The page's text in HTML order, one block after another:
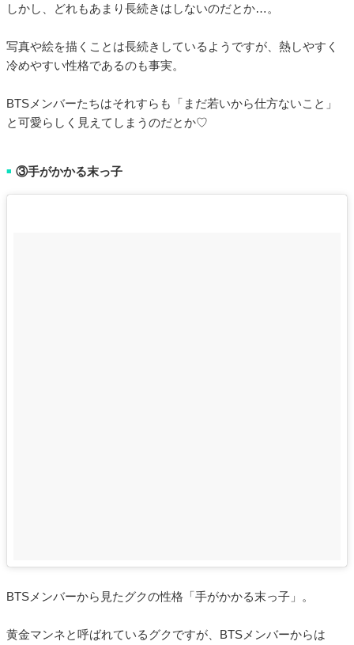
しかし、どれもあまり長続きはしないのだとか…。
写真や絵を描くことは長続きしているようですが、熱しやすく
冷めやすい性格であるのも事実。
BTSメンバーたちはそれすらも「まだ若いから仕方ないこと」
と可愛らしく見えてしまうのだとか♡
■ ③手がかかる末っ子
BTSメンバーから見たグクの性格「手がかかる末っ子」。
黄金マンネと呼ばれているグクですが、BTSメンバーからは